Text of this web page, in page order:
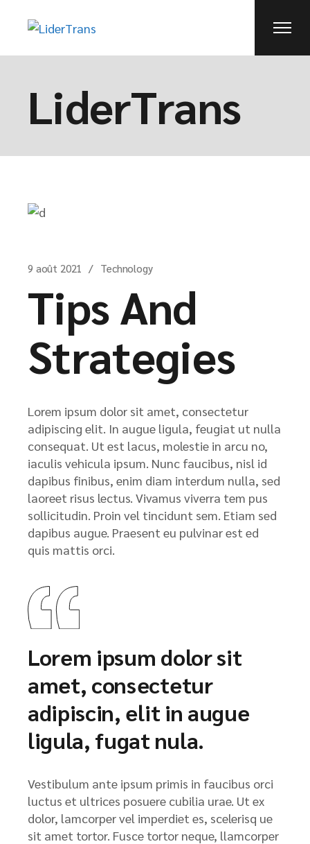
LiderTrans
9 août 2021 Technology
Tips And
Strategies
Lorem ipsum dolor sit amet, consectetur
adipiscing elit. In augue ligula, feugiat ut nulla
consequat. Ut est lacus, molestie in arcu no,
iaculis vehicula ipsum. Nunc faucibus, nisl id
dapibus finibus, enim diam interdum nulla, sed
laoreet risus lectus. Vivamus viverra tem pus
sollicitudin. Proin vel tincidunt sem. Etiam sed
dapibus augue. Praesent eu pulvinar est ed
quis mattis orci.
Lorem ipsum dolor sit
amet, consectetur
adipiscin, elit in augue
ligula, fugat nula.
Vestibulum ante ipsum primis in faucibus orci
luctus et ultrices posuere cubilia urae. Ut ex
dolor, lamcorper vel imperdiet es, scelerisq ue
sit amet tortor. Fusce tortor neque, llamcorper